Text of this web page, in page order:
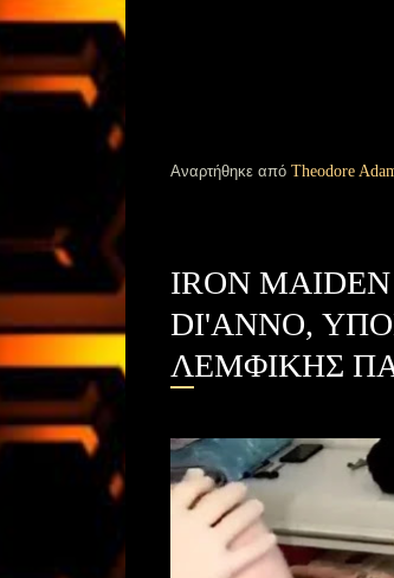
Αναρτήθηκε από Theodore
IRON
DI'ANNO,
ΛΕΜΦΙΚΗΣ